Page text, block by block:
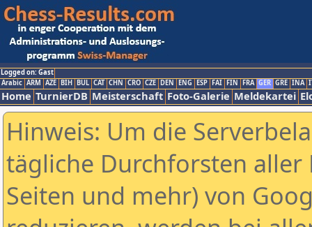
Logged on: Gast
Arabic ARM AZE BIH BUL CAT CHN CRO CZE DEN ENG ESP FAI FIN FRA GER GRE INA
Home TurnierDB Meisterschaft Foto-Galerie Meldekartei
Hinweis: Um die
tägliche Durchforsten aller
Seiten und mehr) von